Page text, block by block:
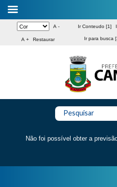
A -
A + Restaurar
Ir Conteudo [1]
Ir para busca
Pesquisar
Não foi possível obter a